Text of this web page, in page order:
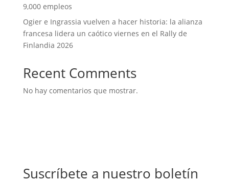
9,000 empleos
Ogier e Ingrassia vuelven a hacer historia: la alianza
francesa lidera un caótico viernes en el Rally de
Finlandia 2026
Recent Comments
No hay comentarios que mostrar.
Suscríbete a nuestro boletín